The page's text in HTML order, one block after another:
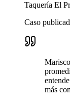
Taquería El
Caso
más